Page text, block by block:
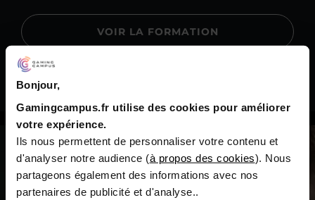
Bonjour,
Gamingcampus.fr utilise des cookies pour améliorer
votre expérience.
Ils nous permettent de personnaliser votre contenu et
d'analyser notre audience (à propos des cookies). Nous
partageons également des informations avec nos
partenaires de publicité et d'analyse..
VOIR LA FORMATION